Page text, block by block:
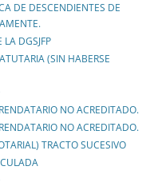
DE DESCENDIENTES DE
DGSJFP
(SIN HABERSE
NO ACREDITADO.
NO ACREDITADO.
TRACTO SUCESIVO